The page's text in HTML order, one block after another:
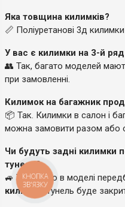
Яка товщина килимків?
📏 Поліуретанові 3д
У вас є килимки на 3-й ряд
👥 Так, багато моделей
при замовленні.
Килимок на багажник
📦 Так. Килимки в салон і
можна замовити разом або
Чи будуть задні килимки
тунель?
🚙 Так, якщо в моделі
килимок, тунель буде
КНОПКА
ЗВ'ЯЗКУ